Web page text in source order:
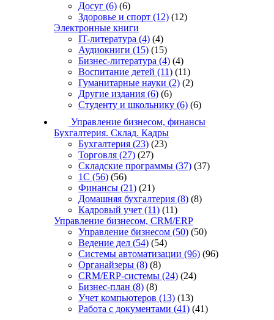
Досуг (6) (6)
Здоровье и спорт (12) (12)
Электронные книги
IT-литература (4) (4)
Аудиокниги (15) (15)
Бизнес-литература (4) (4)
Воспитание детей (11) (11)
Гуманитарные науки (2) (2)
Другие издания (6) (6)
Студенту и школьнику (6) (6)
Управление бизнесом, финансы
Бухгалтерия. Склад. Кадры
Бухгалтерия (23) (23)
Торговля (27) (27)
Складские программы (37) (37)
1С (56) (56)
Финансы (21) (21)
Домашняя бухгалтерия (8) (8)
Кадровый учет (11) (11)
Управление бизнесом, CRM/ERP
Управление бизнесом (50) (50)
Ведение дел (54) (54)
Системы автоматизации (96) (96)
Органайзеры (8) (8)
CRM/ERP-системы (24) (24)
Бизнес-план (8) (8)
Учет компьютеров (13) (13)
Работа с документами (41) (41)